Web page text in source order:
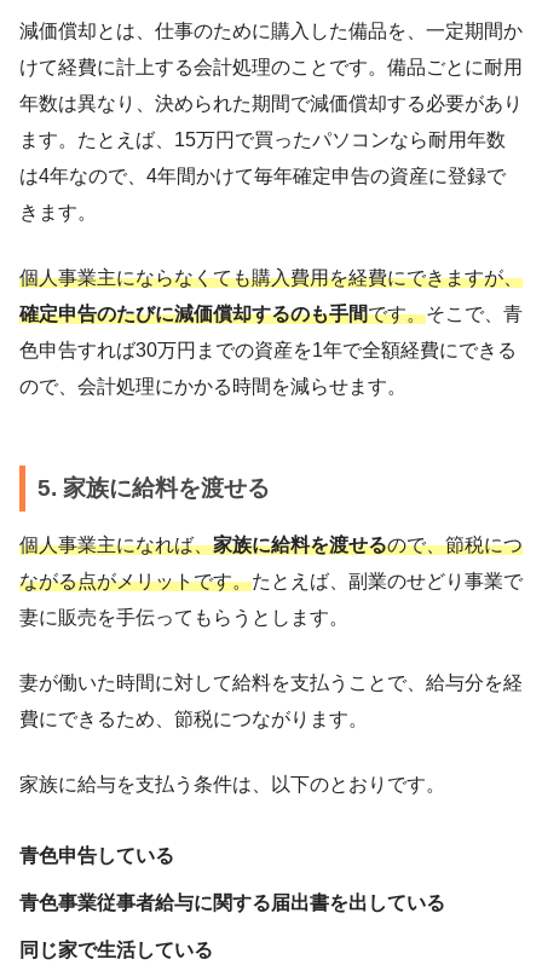
減価償却とは、仕事のために購入した備品を、一定期間か
けて経費に計上する会計処理のことです。備品ごとに耐用
年数は異なり、決められた期間で減価償却する必要があり
ます。たとえば、15万円で買ったパソコンなら耐用年数
は4年なので、4年間かけて毎年確定申告の資産に登録で
きます。
個人事業主にならなくても購入費用を経費にできますが、
確定申告のたびに減価償却するのも手間です。そこで、青
色申告すれば30万円までの資産を1年で全額経費にできる
ので、会計処理にかかる時間を減らせます。
5. 家族に給料を渡せる
個人事業主になれば、家族に給料を渡せるので、節税につ
ながる点がメリットです。たとえば、副業のせどり事業で
妻に販売を手伝ってもらうとします。
妻が働いた時間に対して給料を支払うことで、給与分を経
費にできるため、節税につながります。
家族に給与を支払う条件は、以下のとおりです。
青色申告している
青色事業従事者給与に関する届出書を出している
同じ家で生活している